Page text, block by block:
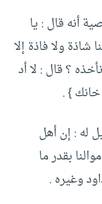
أنه قال : يا
شاذة ولا فاذة إلا
؟ قال : لا أد
خانك } .
له : إن أهل
بقدر ما
وغيره .